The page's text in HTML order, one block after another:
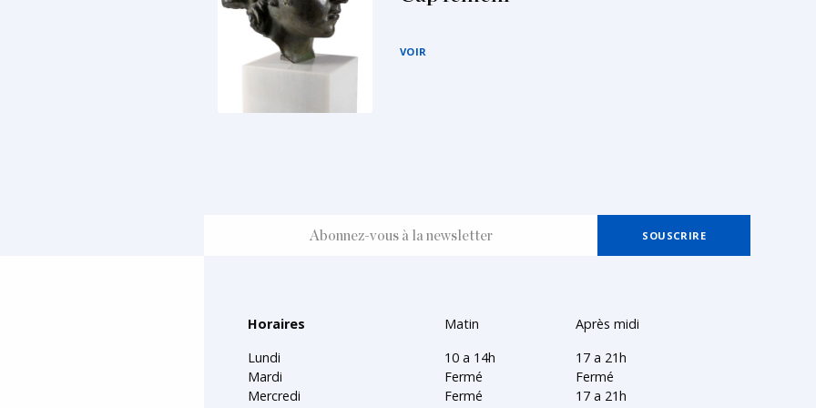
VOIR
Horaires Matin
Après midi
Lundi
10 a 14h
17 a 21h
Mardi
Fermé
Fermé
Mercredi
Fermé
17 a 21h